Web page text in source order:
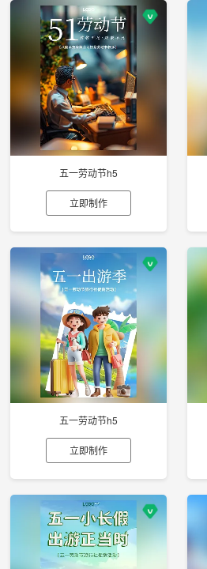
五一劳动节h5
立即制作
五一劳动节h5
立即制作